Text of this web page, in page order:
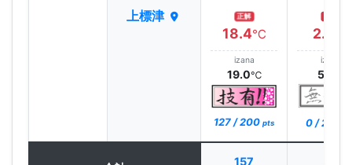
上標津 正解
18.4℃
izana
19.0℃
127 / 200 pts
2.3
izana
5.1
0 / 200
157